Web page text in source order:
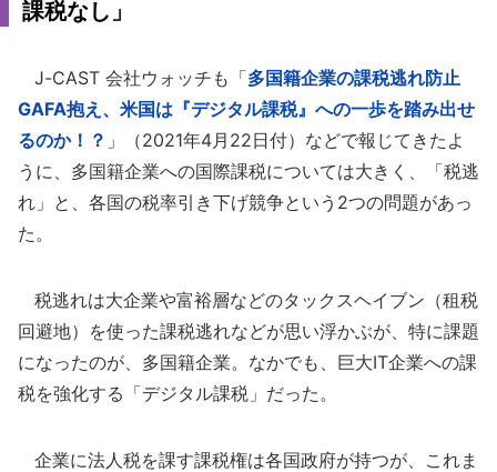
課税なし」
J-CAST 会社ウォッチも「多国籍企業の課税逃れ防止
GAFA抱え、米国は『デジタル課税』への一歩を踏み出せ
るのか！？ 」（2021年4月22日付）などで報じてきたよ
うに、多国籍企業への国際課税については大きく、「税逃
れ」と、各国の税率引き下げ競争という2つの問題があっ
た。
税逃れは大企業や富裕層などのタックスヘイブン（租税
回避地）を使った課税逃れなどが思い浮かぶが、特に課題
になったのが、多国籍企業。なかでも、巨大IT企業への課
税を強化する「デジタル課税」だった。
企業に法人税を課す課税権は各国政府が持つが、これま